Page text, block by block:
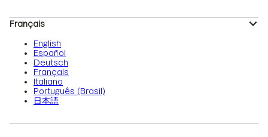
Français
English
Español
Deutsch
Français
Italiano
Português (Brasil)
日本語